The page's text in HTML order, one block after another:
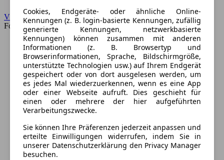
VW
Forum
Cookies, Endgeräte- oder ähnliche Online-
Kennungen (z. B. login-basierte Kennungen, zufällig
generierte Kennungen, netzwerkbasierte
Kennungen) können zusammen mit anderen
Informationen (z. B. Browsertyp und
Browserinformationen, Sprache, Bildschirmgröße,
unterstützte Technologien usw.) auf Ihrem Endgerät
gespeichert oder von dort ausgelesen werden, um
es jedes Mal wiederzuerkennen, wenn es eine App
oder einer Webseite aufruft. Dies geschieht für
einen oder mehrere der hier aufgeführten
Verarbeitungszwecke.
Sie können Ihre Präferenzen jederzeit anpassen und
erteilte Einwilligungen widerrufen, indem Sie in
unserer Datenschutzerklärung den Privacy Manager
besuchen.